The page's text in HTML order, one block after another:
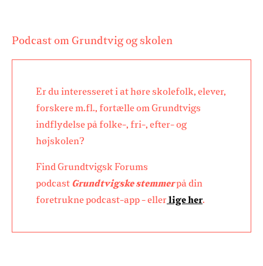
Podcast om Grundtvig og skolen
Er du interesseret i at høre skolefolk, elever,
forskere m.fl., fortælle om Grundtvigs
indflydelse på folke-, fri-, efter- og
højskolen?
Find Grundtvigsk Forums
podcast Grundtvigske stemmerpå din
foretrukne podcast-app - eller lige her.